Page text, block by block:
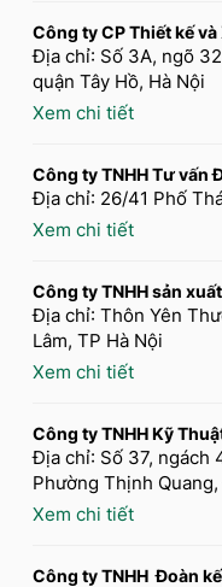
Công ty CP Thiết kế
Địa chỉ: Số 3A, ngõ
quận Tây Hồ, Hà Nội
Xem chi tiết
Công ty TNHH Tư vấn
Địa chỉ: 26/41 Phố
Xem chi tiết
Công ty TNHH sản
Địa chỉ: Thôn Yên
Lâm, TP Hà Nội
Xem chi tiết
Công ty TNHH Kỹ
Địa chỉ: Số 37, ngách
Phường Thịnh
Xem chi tiết
Công ty TNHH Đoàn